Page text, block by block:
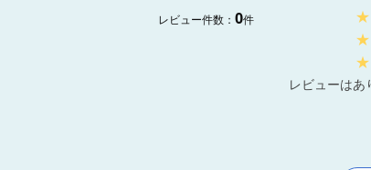
レビュー件数： 0件
★
★
★
レビューはあ